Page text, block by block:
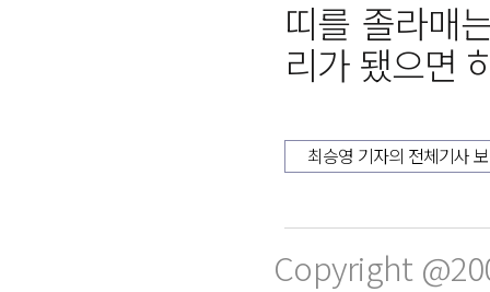
띠를 졸라매
리가 됐으면
최승영 기자의 전체기사
Copyright